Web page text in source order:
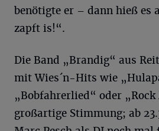
benötigte er – dann hieß es
zapft is!“.
Die Band „Brandig“ aus
mit Wies´n-Hits wie
„Bobfahrerlied“ oder
großartige Stimmung; ab